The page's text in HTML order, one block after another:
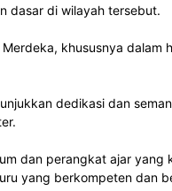
dasar di wilayah tersebut.
khususnya
dedikasi dan
dan perangkat ajar
yang berkompeten dan